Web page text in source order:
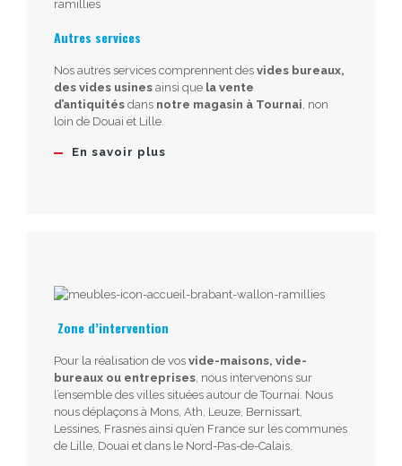
Autres services
Nos autres services comprennent des vides bureaux,
des vides usines ainsi que la vente
d’antiquités dans notre magasin à Tournai , non
loin de Douai et Lille.
En savoir plus
Zone d’intervention
Pour la réalisation de vos vide-maisons, vide-
bureaux ou entreprises , nous intervenons sur
l’ensemble des villes situées autour de Tournai. Nous
nous déplaçons à Mons, Ath, Leuze, Bernissart,
Lessines, Frasnes ainsi qu’en France sur les communes
de Lille, Douai et dans le Nord-Pas-de-Calais.